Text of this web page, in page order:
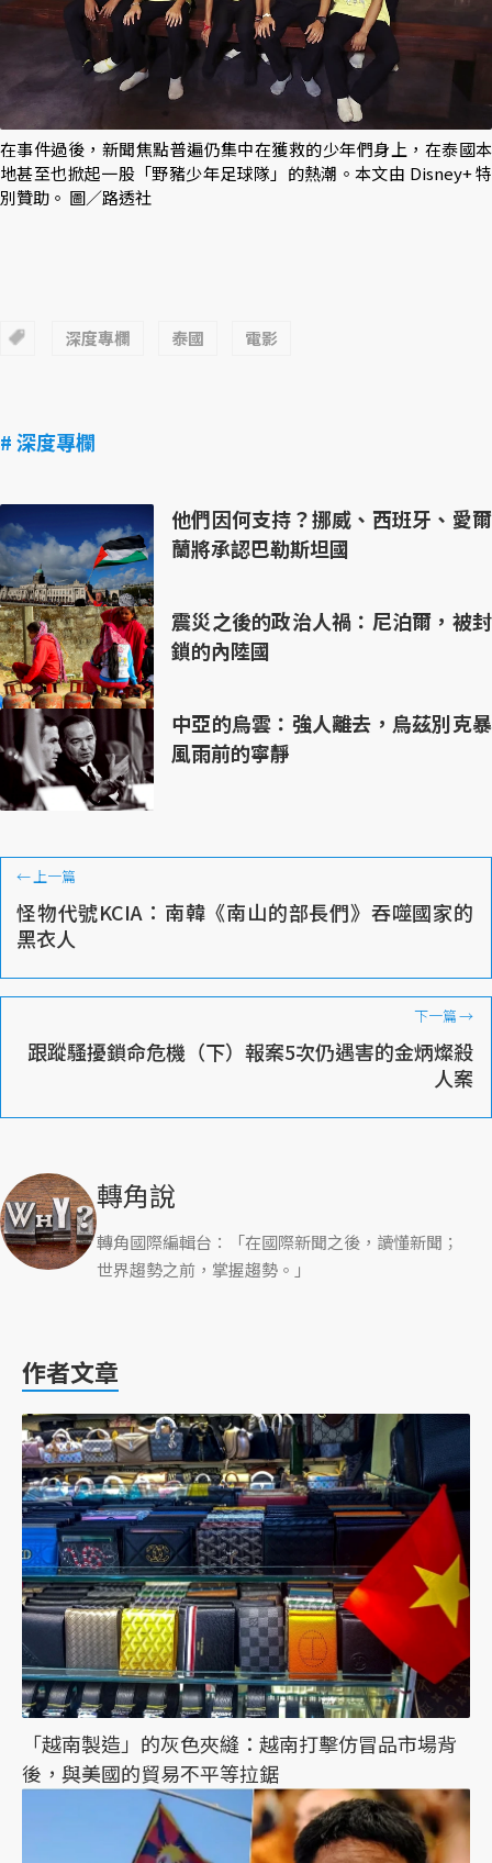
在事件過後，新聞焦點普遍仍集中在獲救的少年們身上，在泰國本
地甚至也掀起一股「野豬少年足球隊」的熱潮。本文由 Disney+ 特
別贊助。 圖／路透社
深度專欄 泰國 電影
# 深度專欄
他們因何支持？挪威、西班牙、愛爾
蘭將承認巴勒斯坦國
震災之後的政治人禍：尼泊爾，被封
鎖的內陸國
中亞的烏雲：強人離去，烏茲別克暴
風雨前的寧靜
←上一篇
怪物代號KCIA：南韓《南山的部長們》吞噬國家的
黑衣人
下一篇→
跟蹤騷擾鎖命危機（下）報案5次仍遇害的金炳燦殺
人案
轉角說
轉角國際編輯台：「在國際新聞之後，讀懂新聞；
世界趨勢之前，掌握趨勢。」
作者文章
「越南製造」的灰色夾縫：越南打擊仿冒品市場背
後，與美國的貿易不平等拉鋸